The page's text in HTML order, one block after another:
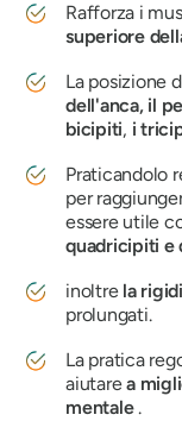
Rafforza i
superiore
La posizione
dell'anca, il
bicipiti, i
Praticandolo
per
essere utile
quadricipiti e
inoltre la
prolungati.
La pratica
aiutarea
mentale.